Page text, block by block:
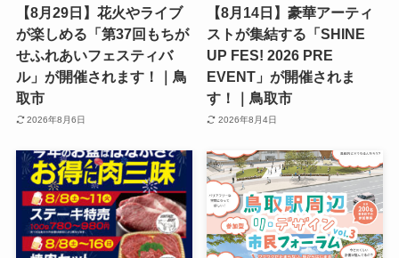
【8月29日】花火やライブ
が楽しめる「第37回もちが
せふれあいフェスティバ
ル」が開催されます！｜鳥
取市
2026年8月6日
【8月14日】豪華アーティ
ストが集結する「SHINE
UP FES! 2026 PRE
EVENT」が開催されま
す！｜鳥取市
2026年8月4日